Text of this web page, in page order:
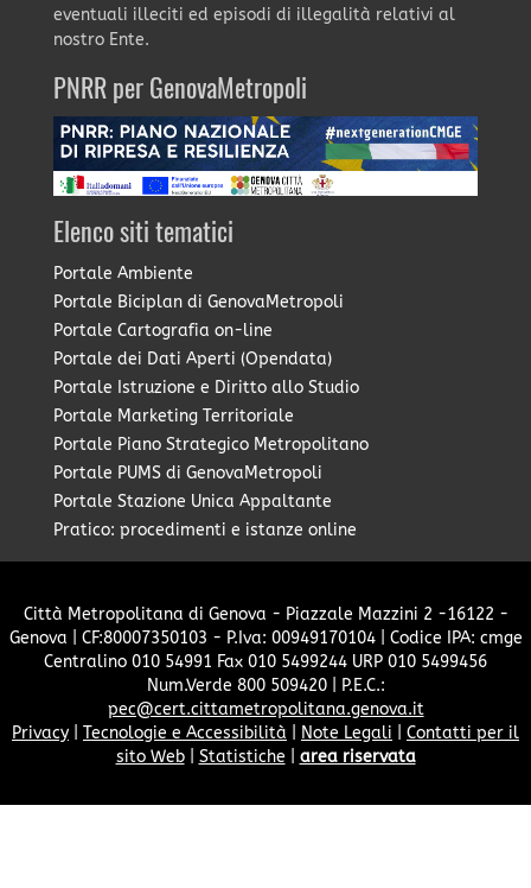
eventuali illeciti ed episodi di illegalità relativi al
nostro Ente.
PNRR per GenovaMetropoli
Elenco siti tematici
Portale Ambiente
Portale Biciplan di GenovaMetropoli
Portale Cartografia on-line
Portale dei Dati Aperti (Opendata)
Portale Istruzione e Diritto allo Studio
Portale Marketing Territoriale
Portale Piano Strategico Metropolitano
Portale PUMS di GenovaMetropoli
Portale Stazione Unica Appaltante
Pratico: procedimenti e istanze online
Città Metropolitana di Genova - Piazzale Mazzini 2 -16122 -
Genova | CF:80007350103 - P.Iva: 00949170104 | Codice IPA: cmge
Centralino 010 54991 Fax 010 5499244 URP 010 5499456
Num.Verde 800 509420 | P.E.C.:
pec@cert.cittametropolitana.genova.it
Privacy
Tecnologie e Accessibilità Note Legali
Contatti per il
sito Web| Statistiche area riservata